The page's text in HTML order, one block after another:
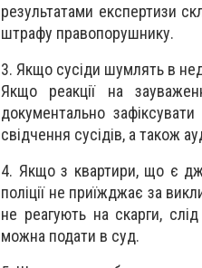
результатами експертизи
штрафу правопорушнику.
3. Якщо сусіди шумлять в
Якщо реакції на
документально
свідчення сусідів, а також
4. Якщо з квартири, що є
поліції не приїжджає за
не реагують на скарги,
можна подати в суд.